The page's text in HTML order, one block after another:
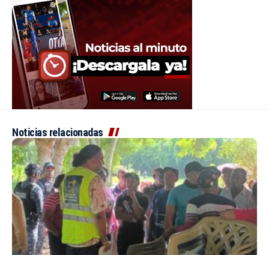
Noticias relacionadas